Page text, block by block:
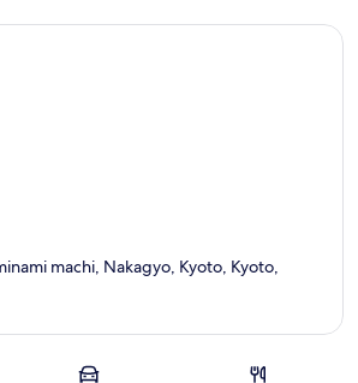
machi, Nakagyo, Kyoto, Kyoto,